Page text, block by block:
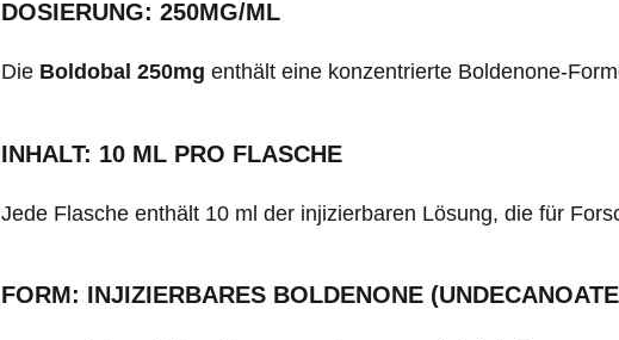
DOSIERUNG: 250MG/ML
Die Boldobal 250mg enthält eine konzentrierte Boldenone-
INHALT: 10 ML PRO FLASCHE
Jede Flasche enthält 10 ml der injizierbaren Lösung, die für
FORM: INJIZIERBARES BOLDENONE